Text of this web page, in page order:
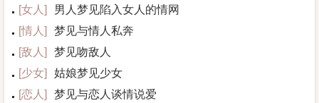
[女人 ]
男人梦见陷入女人的情网
[情人 ]
梦见与情人私奔
[敌人 ]
梦见吻敌人
[少女]
姑娘梦见少女
[恋人 ] 梦见与恋人谈情说爱